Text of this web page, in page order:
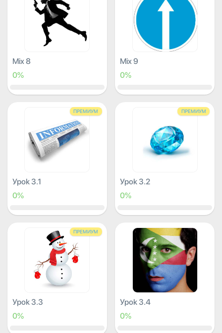
Mix 8
0%
Mix 9
0%
ПРЕМИУМ
Урок 3.1
0%
ПРЕМИУМ
Урок 3.2
0%
ПРЕМИУМ
Урок 3.3
0%
Урок 3.4
0%